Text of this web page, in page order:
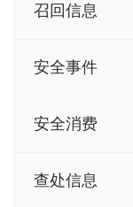
召回信息
安全事件
安全消费
查处信息